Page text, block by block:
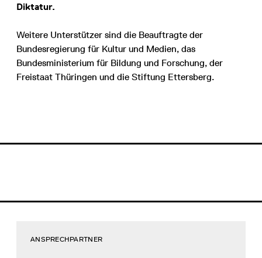
Diktatur.
Weitere Unterstützer sind die Beauftragte der
Bundesregierung für Kultur und Medien, das
Bundesministerium für Bildung und Forschung, der
Freistaat Thüringen und die Stiftung Ettersberg.
ANSPRECHPARTNER